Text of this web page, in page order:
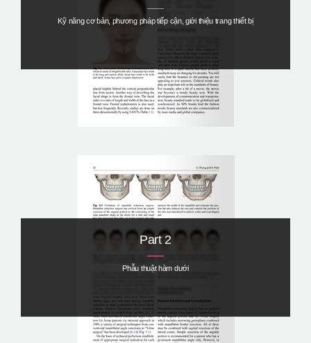
Kỹ năng cơ bản, phương pháp tiếp cận, giới thiệu trang thiết bị
Part 2
Phẫu thuật hàm dưới